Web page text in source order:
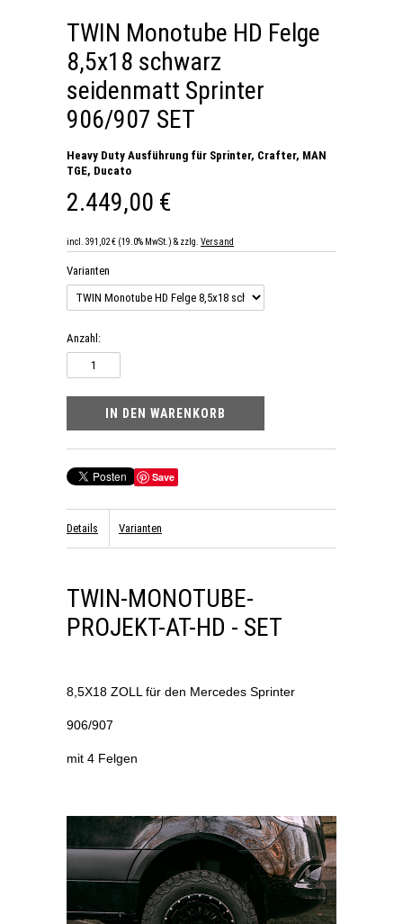
TWIN Monotube HD Felge
8,5x18 schwarz
seidenmatt Sprinter
906/907 SET
Heavy Duty Ausführung für Sprinter, Crafter, MAN
TGE, Ducato
2.449,00 €
incl. 391,02 € (19.0% MwSt.) & zzlg. Versand
Varianten
Anzahl:
Save
Details Varianten
TWIN-MONOTUBE-
PROJEKT-AT-HD - SET
8,5X18 ZOLL für den Mercedes Sprinter
906/907
mit 4 Felgen